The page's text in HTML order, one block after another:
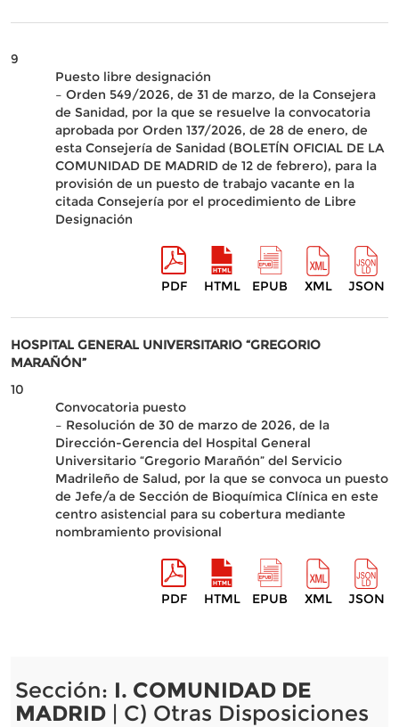
9
Puesto libre designación
– Orden 549/2026, de 31 de marzo, de la Consejera
de Sanidad, por la que se resuelve la convocatoria
aprobada por Orden 137/2026, de 28 de enero, de
esta Consejería de Sanidad (BOLETÍN OFICIAL DE LA
COMUNIDAD DE MADRID de 12 de febrero), para la
provisión de un puesto de trabajo vacante en la
citada Consejería por el procedimiento de Libre
Designación
PDF HTML EPUB XML JSON
HOSPITAL GENERAL UNIVERSITARIO “GREGORIO
MARAÑÓN”
10
Convocatoria puesto
– Resolución de 30 de marzo de 2026, de la
Dirección-Gerencia del Hospital General
Universitario “Gregorio Marañón” del Servicio
Madrileño de Salud, por la que se convoca un puesto
de Jefe/a de Sección de Bioquímica Clínica en este
centro asistencial para su cobertura mediante
nombramiento provisional
PDF HTML EPUB XML JSON
Sección: I. COMUNIDAD DE
MADRID| C) Otras Disposiciones